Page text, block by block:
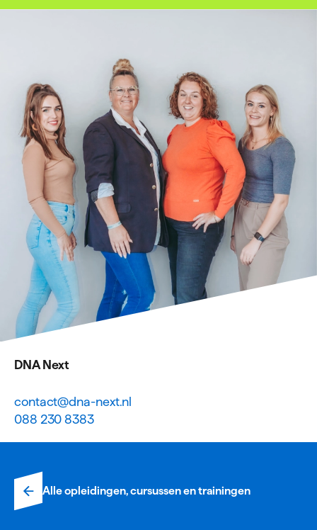
DNA Next
contact@dna-next.nl
088 230 8383
Alle opleidingen, cursussen en trainingen